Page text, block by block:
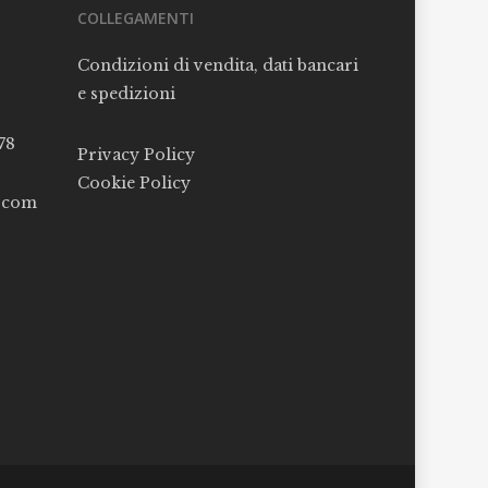
COLLEGAMENTI
Condizioni di vendita, dati bancari
e spedizioni
Privacy Policy
Cookie Policy